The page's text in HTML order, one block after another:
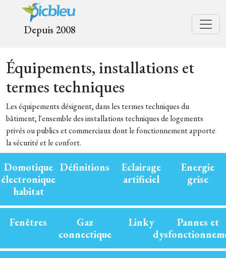
Depuis 2008
Équipements, installations et
termes techniques
Les équipements désignent, dans les termes techniques du
bâtiment, l'ensemble des installations techniques de logements
privés ou publics et commerciaux dont le fonctionnement apporte
la sécurité et le confort.
Domotique
électronique
habitat
Définitions
Eclairage
artificiel
Energie
grise
Fenêtres
Gaz
connectique
Linky
Pannes et